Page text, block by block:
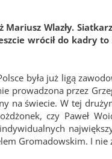
Wlazły.
wrócił do kadry
była już ligą
przez
na świecie. W tej
czy Paweł
Gromadowskim. I nie